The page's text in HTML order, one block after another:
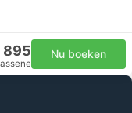
895 Nu boeken